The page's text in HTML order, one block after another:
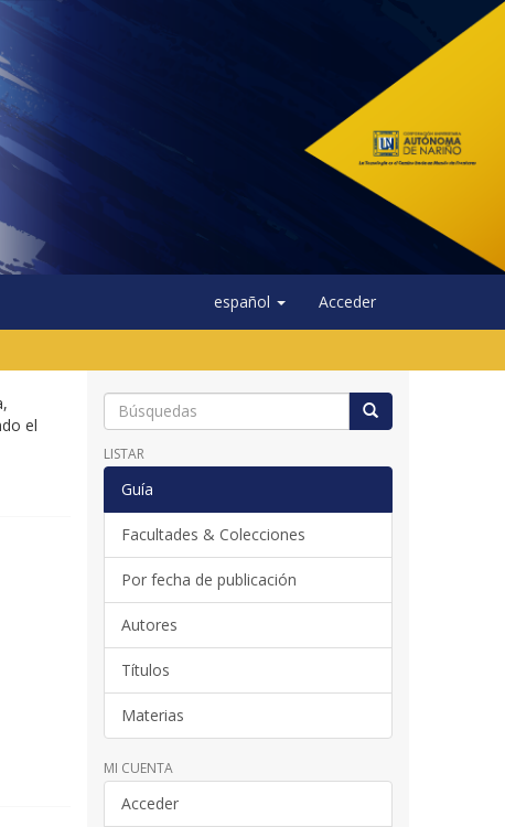
español Acceder
el
LISTAR
Guía
Facultades & Colecciones
Por fecha de publicación
Autores
Títulos
Materias
MI CUENTA
Acceder